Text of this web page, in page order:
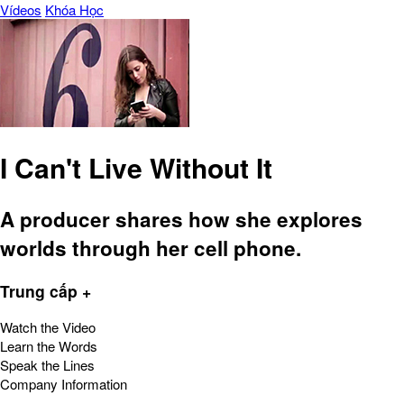
Vídeos Khóa Học
I Can't Live Without It
A producer shares how she explores
worlds through her cell phone.
Trung cấp +
Watch the Video
Learn the Words
Speak the Lines
Company Information